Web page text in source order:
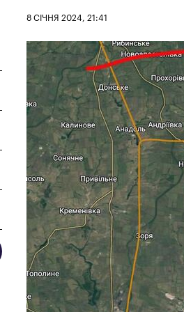
8 СІЧНЯ 2024, 21:41